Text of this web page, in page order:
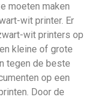
moeten maken
wit printer. Er
wit printers op
kleine of grote
tegen de beste
op een
Door de